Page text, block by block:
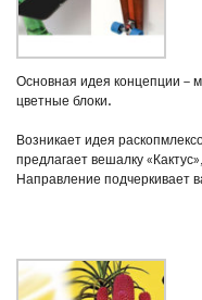
Основная идея концепции –
цветные блоки.
Возникает идея
предлагает вешалку
Направление подчеркивает